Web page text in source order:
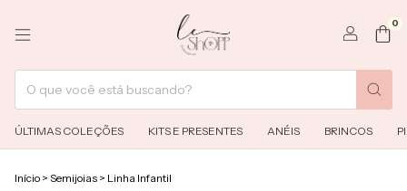
0
ÚLTIMAS COLEÇÕES KITS E PRESENTES ANÉIS BRINCOS
Início > Semijoias > Linha Infantil